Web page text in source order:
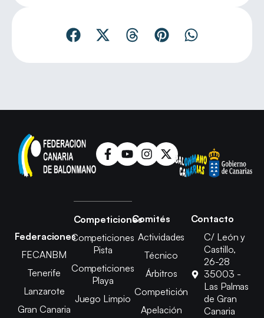
Federaciones
FECANBM
Tenerife
Lanzarote
Gran Canaria
Competiciones
Competiciones
Pista
Competiciones
Playa
Juego Limpio
Comités
Actividades
Técnico
Árbitros
Competición
Apelación
Contacto
C/ León y
Castillo,
26-28
35003 -
Las Palmas
de Gran
Canaria